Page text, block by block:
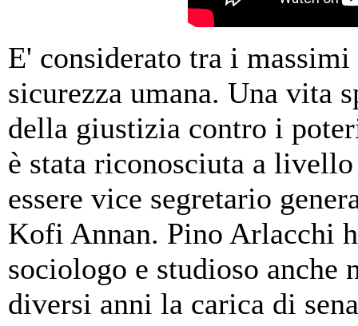
E' considerato tra i
sicurezza umana. Una vita
della giustizia contro i
è stata riconosciuta a
essere vice segretario
Kofi Annan. Pino Arlacchi
sociologo e studioso
diversi anni la carica di